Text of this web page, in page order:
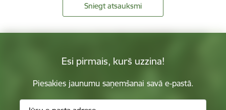
Sniegt atsauksmi
Esi pirmais, kurš uzzina!
Piesakies jaunumu saņemšanai savā e-pastā.